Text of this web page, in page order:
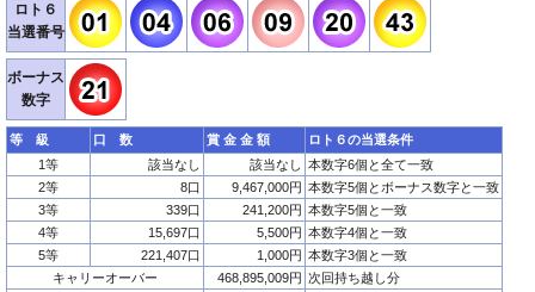
ロト６
当選番号
ボーナス
数字
等 級 口 数 賞 金 金 額
ロト６の当選条件
1等
該当なし 該当なし 本数字6個と全て一致
2等
8口 9,467,000円 本数字5個とボーナス数字と一致
3等
339口 241,200円 本数字5個と一致
4等
15,697口 5,500円 本数字4個と一致
5等
221,407口 1,000円 本数字3個と一致
キャリーオーバー
468,895,009円 次回持ち越し分